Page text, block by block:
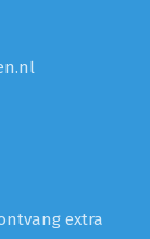
extra